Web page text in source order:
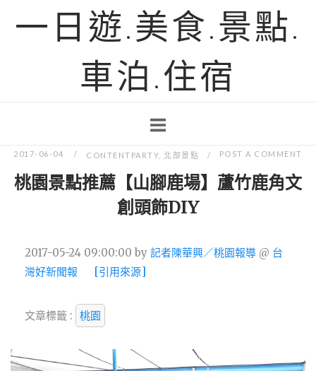
一日遊.美食.景點.
車泊.住宿
2017-06-04 CONTENTPARTY 北部景點 POST A COMMENT
桃園景點推薦【山腳鹿場】蘆竹鹿角文
創頭飾DIY
2017-05-24 09:00:00 by 記者陳華興／桃園報導 @ 台
灣好新聞報
[引用來源]
文章標籤 : 桃園